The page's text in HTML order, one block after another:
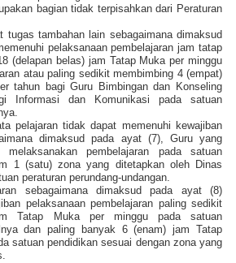
bagian tidak terpisahkan dari Peraturan
tugas tambahan lain sebagaimana dimaksud
pelaksanaan pembelajaran jam tatap
(delapan belas) jam Tatap Muka per minggu
atau paling sedikit membimbing 4 (empat)
tahun bagi Guru Bimbingan dan Konseling
Informasi dan Komunikasi pada satuan
pelajaran tidak dapat memenuhi kewajiban
dimaksud pada ayat (7), Guru yang
melaksanakan pembelajaran pada satuan
1 (satu) zona yang ditetapkan oleh Dinas
peraturan perundang-undangan.
sebagaimana dimaksud pada ayat (8)
pelaksanaan pembelajaran paling sedikit
Tatap Muka per minggu pada satuan
dan paling banyak 6 (enam) jam Tatap
satuan pendidikan sesuai dengan zona yang